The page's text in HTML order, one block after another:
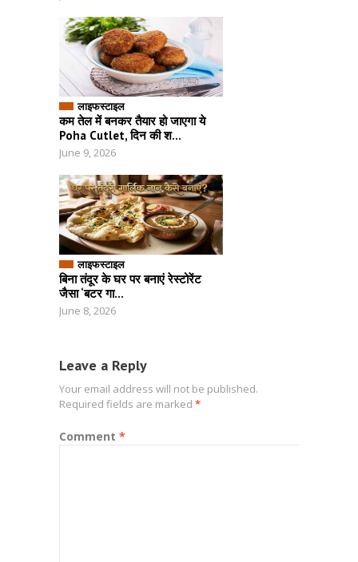
लाइफस्टाइल
कम तेल में बनकर तैयार हो जाएगा ये
Poha Cutlet, दिन की श...
June 9, 2026
लाइफस्टाइल
बिना तंदूर के घर पर बनाएं रेस्टोरेंट
जैसा ‘बटर गा...
June 8, 2026
Leave a Reply
Your email address will not be published.
Required fields are marked *
Comment *